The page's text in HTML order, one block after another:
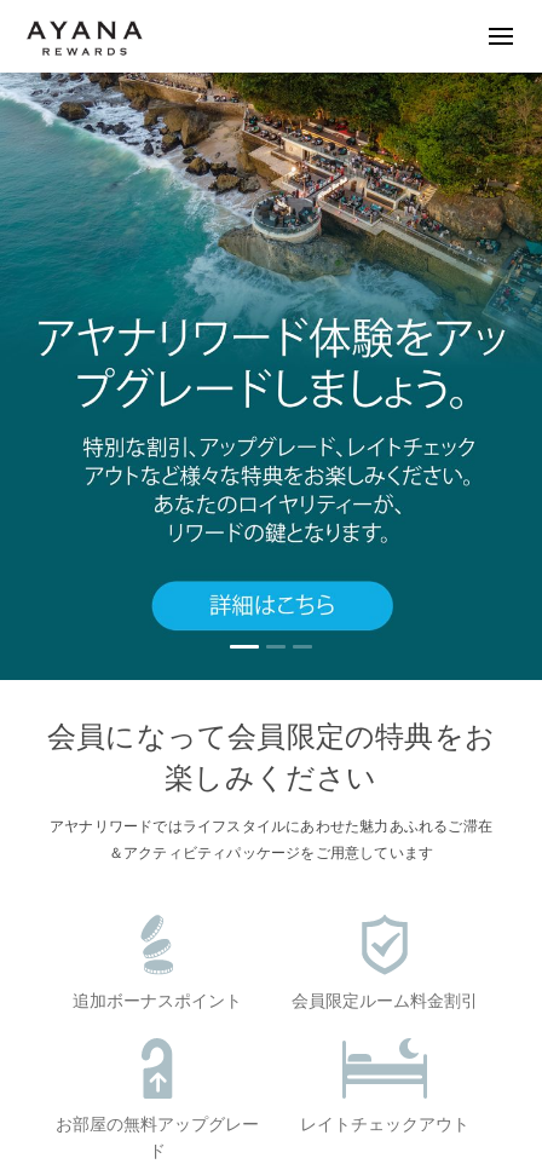
会員になって会員限定の特典をお
楽しみください
アヤナリワードではライフスタイルにあわせた魅力あふれるご滞在
＆アクティビティパッケージをご用意しています
追加ボーナスポイント 会員限定ルーム料金割引
お部屋の無料アップグレー
ド
レイトチェックアウト